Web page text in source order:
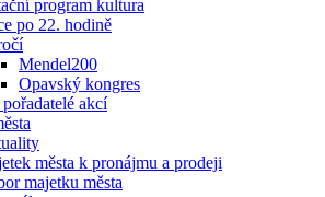
program kultura
po 22. hodině
Mendel200
Opavský kongres
akcí
města k pronájmu a prodeji
majetku města